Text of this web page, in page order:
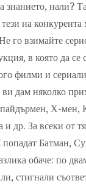
знанието, нали?
тези на
го взимайте
в която да
филми и
дам няколко
Х-
и др. За всеки от
Батман,
обаче: по
стигнали